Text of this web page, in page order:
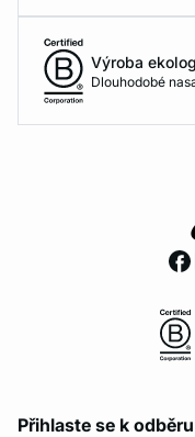
Výroba
Dlouhodobé
Přihlaste se k